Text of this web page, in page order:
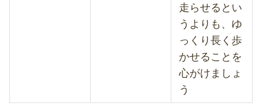
走らせるとい
うよりも、ゆ
っくり長く歩
かせることを
心がけましょ
う